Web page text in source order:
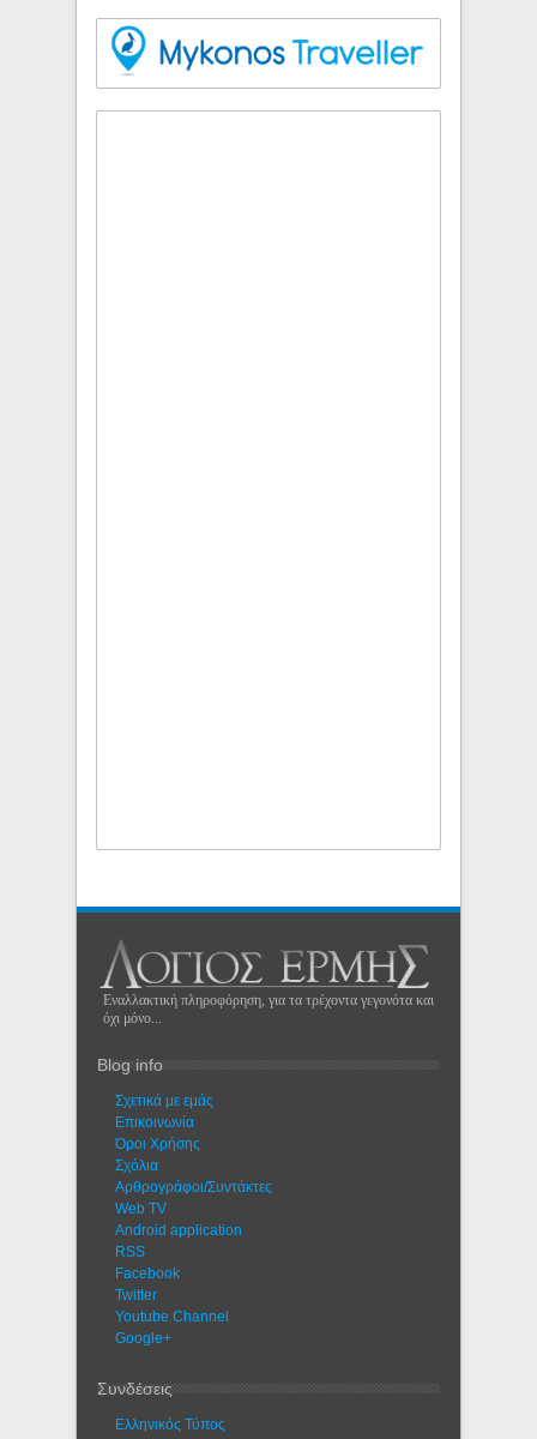
Εναλλακτική πληροφόρηση, για τα τρέχοντα γεγονότα και
όχι μόνο...
Blog info
Σχετικά με εμάς
Eπικοινωνία
Όροι Χρήσης
Σχόλια
Αρθρογράφοι/Συντάκτες
Web TV
Android application
RSS
Facebook
Twitter
Youtube Channel
Google+
Συνδέσεις
Ελληνικός Τύπος